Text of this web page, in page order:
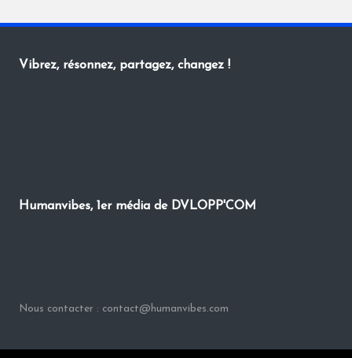
Vibrez, résonnez, partagez, changez !
Humanvibes, 1er média de DVLOPP'COM
Nous contacter : contact@humanvibes.com